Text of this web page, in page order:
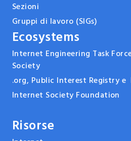
Sezioni
Gruppi di lavoro (SIGs)
Ecosystems
Internet Engineering Task
Society
.org, Public Interest Registry
Internet Society Foundation
Risorse